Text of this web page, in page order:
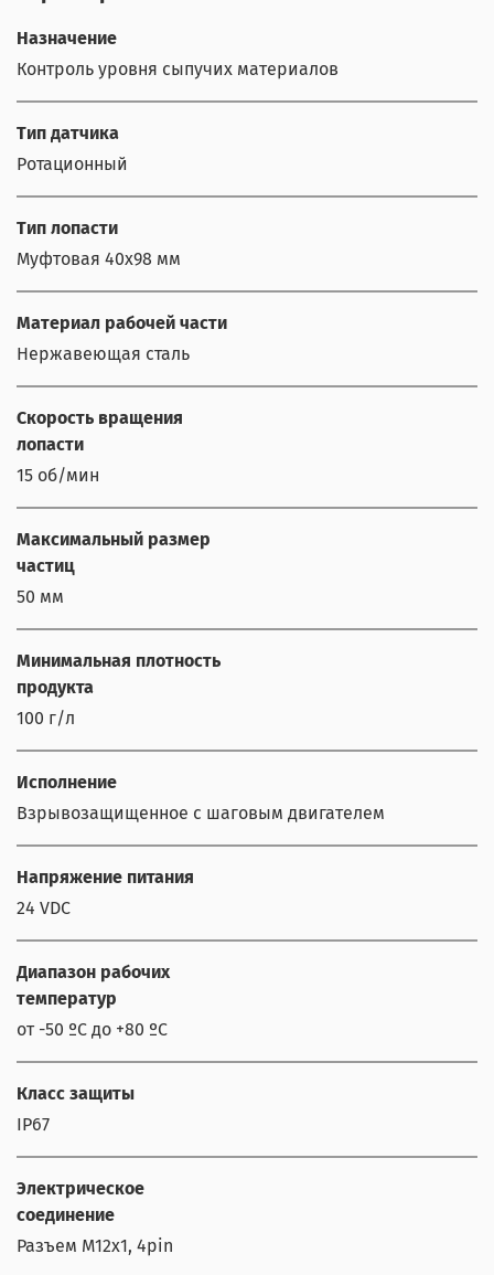
Назначение
Контроль уровня сыпучих материалов
Тип датчика
Ротационный
Тип лопасти
Муфтовая 40x98 мм
Материал рабочей части
Нержавеющая сталь
Скорость вращения
лопасти
15 об/мин
Максимальный размер
частиц
50 мм
Минимальная плотность
продукта
100 г/л
Исполнение
Взрывозащищенное с шаговым двигателем
Напряжение питания
24 VDC
Диапазон рабочих
температур
от -50 ºС до +80 ºС
Класс защиты
IP67
Электрическое
соединение
Разъем M12x1, 4pin